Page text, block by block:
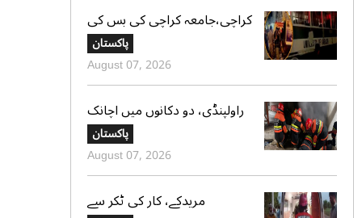
کراچی،جامعہ کراچی کی بس کی
ٹکر سے موٹر سائیکل سوار لڑکی
جاں بحق،ڈرائیور گرفتار
پاکستان
August 07, 2026
راولپنڈی، دو دکانوں میں اچانک
آگ بھڑک اٹھی، ریسکیو کی
بروقت کارروائی، بڑا نقصان ٹل
گیا
پاکستان
August 07, 2026
مریدکے، کار کی ٹکر سے